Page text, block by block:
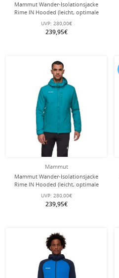
Mammut Wander-Isolationsjacke
Rime IN Hooded (leicht, optimale
Wärmeleistung) schwarz Herren
UVP: 280,00€
239,95€
Mammut
Mammut Wander-Isolationsjacke
Rime IN Hooded (leicht, optimale
Wärmeleistung) tealblau Herren
UVP: 280,00€
239,95€